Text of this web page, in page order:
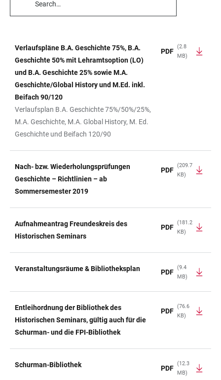
TABLE
TABLE
Verlaufspläne B.A. Geschichte 75%, B.A.
Geschichte 50% mit Lehramtsoption (LO)
und B.A. Geschichte 25% sowie M.A.
Geschichte/Global History und M.Ed. inkl.
Beifach 90/120
Verlaufsplan B.A. Geschichte 75%/50%/25%,
M.A. Geschichte, M.A. Global History, M. Ed.
Geschichte und Beifach 120/90
PDF
(2.8
MB)
Nach- bzw. Wiederholungsprüfungen
Geschichte – Richtlinien – ab
Sommersemester 2019
PDF
(209.7
KB)
Aufnahmeantrag Freundeskreis des
Historischen Seminars
PDF
(181.2
KB)
Veranstaltungsräume & Bibliotheksplan PDF
(9.4
MB)
Entleihordnung der Bibliothek des
Historischen Seminars, gültig auch für die
Schurman- und die FPI-Bibliothek
PDF
(76.6
KB)
Schurman-Bibliothek PDF
(12.3
MB)